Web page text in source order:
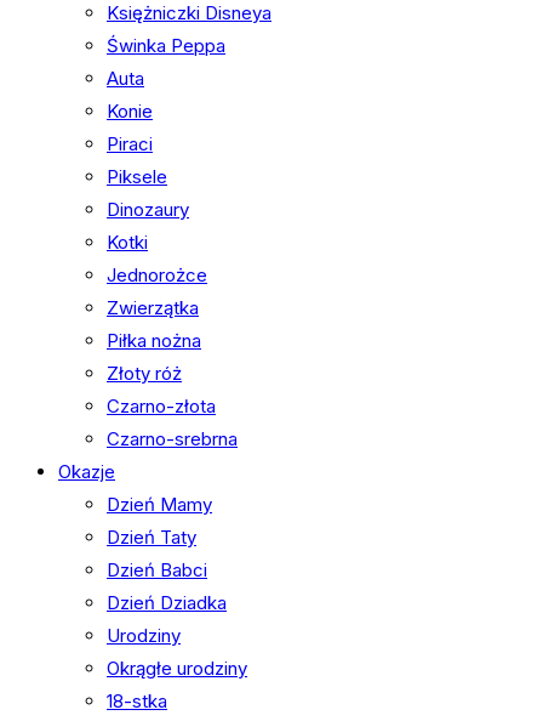
Księżniczki Disneya
Świnka Peppa
Auta
Konie
Piraci
Piksele
Dinozaury
Kotki
Jednorożce
Zwierzątka
Piłka nożna
Złoty róż
Czarno-złota
Czarno-srebrna
Okazje
Dzień Mamy
Dzień Taty
Dzień Babci
Dzień Dziadka
Urodziny
Okrągłe urodziny
18-stka